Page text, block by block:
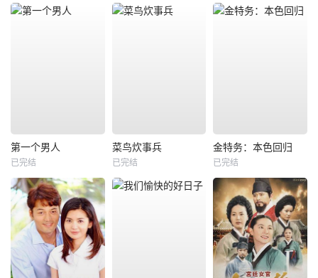
第一个男人
已完结
菜鸟炊事兵
已完结
金特务：本色回归
已完结